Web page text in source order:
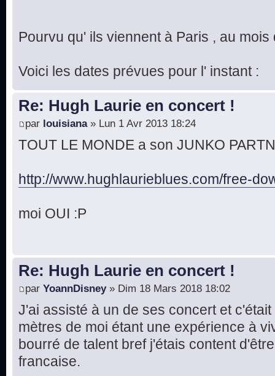
Pourvu qu' ils viennent à Paris , au
Voici les dates prévues pour l' instant :
Re: Hugh Laurie en concert !
par louisiana» Lun 1 Avr 2013 18:24
TOUT LE MONDE a son JUNKO
http://www.hughlaurieblues.com/free-
moi OUI :P
Re: Hugh Laurie en concert !
par YoannDisney» Dim 18 Mars 2018 18:02
J'ai assisté à un de ses concert et
mètres de moi étant une expérience à
bourré de talent bref j'étais content
francaise.